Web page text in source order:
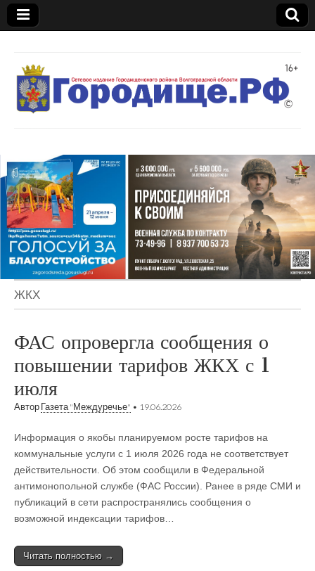
Газета
"Междуречье"
ЖКХ
ФАС опровергла сообщения о
повышении тарифов ЖКХ с 1
июля
Автор Газета "Междуречье" • 19.06.2026
Информация о якобы планируемом росте тарифов на
коммунальные услуги с 1 июля 2026 года не соответствует
действительности. Об этом сообщили в Федеральной
антимонопольной службе (ФАС России). Ранее в ряде СМИ и
публикаций в сети распространялись сообщения о
возможной индексации тарифов…
Читать полностью →